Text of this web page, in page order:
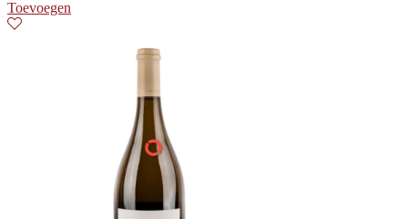
Toevoegen